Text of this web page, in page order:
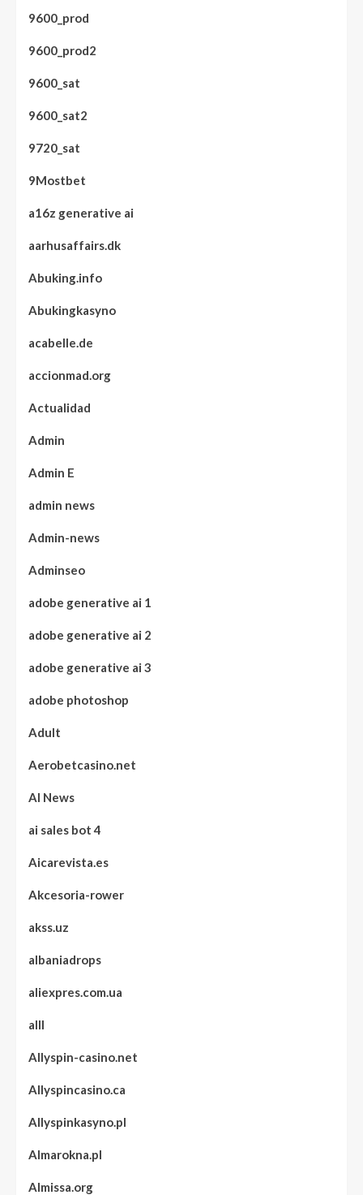
9600_prod
9600_prod2
9600_sat
9600_sat2
9720_sat
9Mostbet
a16z generative ai
aarhusaffairs.dk
Abuking.info
Abukingkasyno
acabelle.de
accionmad.org
Actualidad
Admin
Admin E
admin news
Admin-news
Adminseo
adobe generative ai 1
adobe generative ai 2
adobe generative ai 3
adobe photoshop
Adult
Aerobetcasino.net
AI News
ai sales bot 4
Aicarevista.es
Akcesoria-rower
akss.uz
albaniadrops
aliexpres.com.ua
alll
Allyspin-casino.net
Allyspincasino.ca
Allyspinkasyno.pl
Almarokna.pl
Almissa.org